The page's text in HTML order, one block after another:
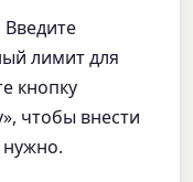
Введите
лимит для
кнопку
чтобы внести
нужно.